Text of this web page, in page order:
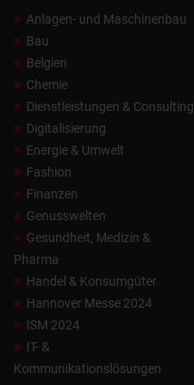
Anlagen- und Maschinenbau
Bau
Belgien
Chemie
Dienstleistungen & Consulting
Digitalisierung
Energie & Umwelt
Fashion
Finanzen
Genusswelten
Gesundheit, Medizin &
Pharma
Handel & Konsumgüter
Hannover Messe 2024
ISM 2024
IT- &
Kommunikationslösungen